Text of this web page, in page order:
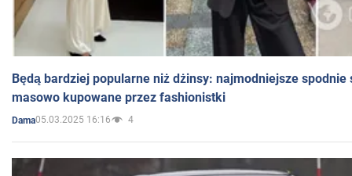
Będą bardziej popularne niż dżinsy: najmodniejsze spodnie
masowo kupowane przez fashionistki
Dama05.03.2025 16:16 4